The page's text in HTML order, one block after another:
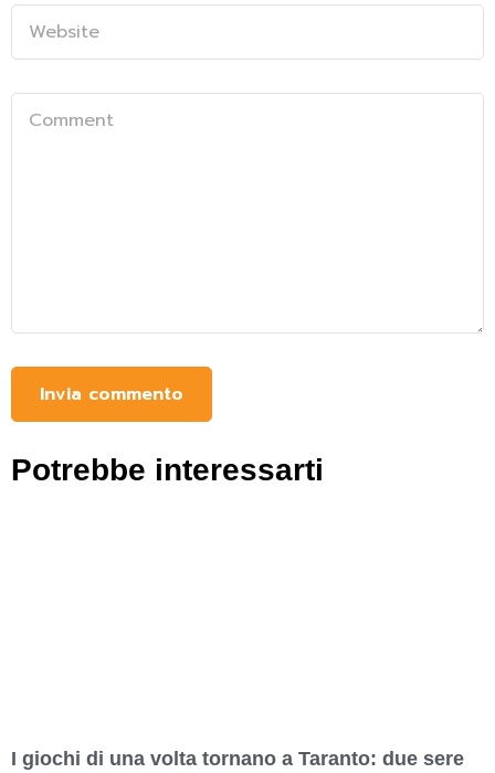
Potrebbe interessarti
I giochi di una volta tornano a Taranto: due sere